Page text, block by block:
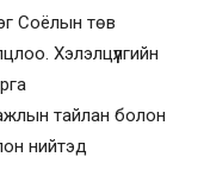
Соёлын төв
Хэлэлцүүлгийн
тайлан болон
нийтэд